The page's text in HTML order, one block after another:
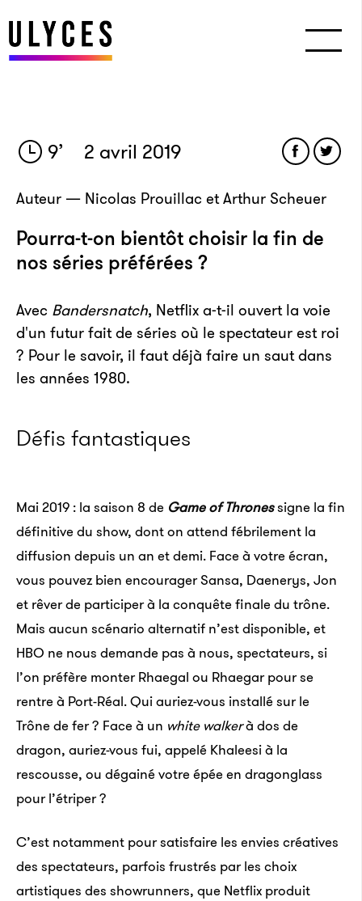
9’ 2 avril 2019
Auteur — Nicolas Prouillac et Arthur Scheuer
Pourra-t-on bientôt choisir la fin de
nos séries préférées ?
Avec Bandersnatch, Netflix a-t-il ouvert la voie
d'un futur fait de séries où le spectateur est roi
? Pour le savoir, il faut déjà faire un saut dans
les années 1980.
Défis fantastiques
Mai 2019 : la saison 8 de Game of Thronessigne la fin
définitive du show, dont on attend fébrilement la
diffusion depuis un an et demi. Face à votre écran,
vous pouvez bien encourager Sansa, Daenerys, Jon
et rêver de participer à la conquête finale du trône.
Mais aucun scénario alternatif n’est disponible, et
HBO ne nous demande pas à nous, spectateurs, si
l’on préfère monter Rhaegal ou Rhaegar pour se
rentre à Port-Réal. Qui auriez-vous installé sur le
Trône de fer ? Face à un white walkerà dos de
dragon, auriez-vous fui, appelé Khaleesi à la
rescousse, ou dégainé votre épée en dragonglass
pour l’étriper ?
C’est notamment pour satisfaire les envies créatives
des spectateurs, parfois frustrés par les choix
artistiques des showrunners, que Netflix produit